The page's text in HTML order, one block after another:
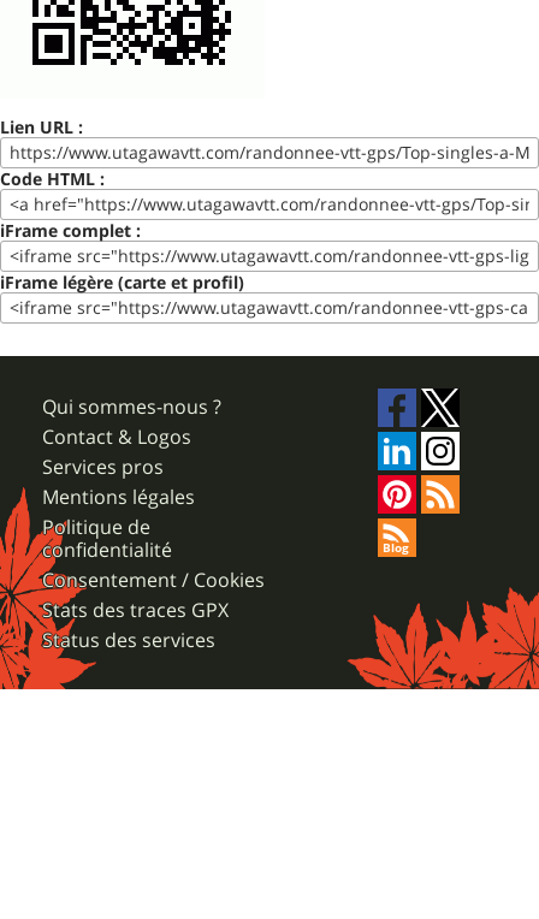
Lien URL :
Code HTML :
iFrame complet :
iFrame légère (carte et profil)
Qui sommes-nous ?
Contact & Logos
Services pros
Mentions légales
Politique de
confidentialité
Consentement / Cookies
Stats des traces GPX
Status des services